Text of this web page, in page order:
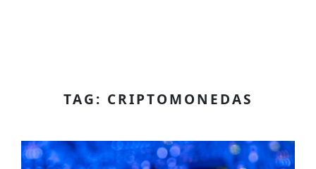
TAG: CRIPTOMONEDAS